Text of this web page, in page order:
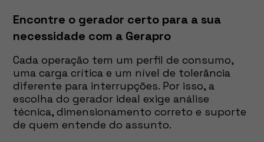
Encontre o gerador certo para a sua
necessidade com a Gerapro
Cada operação tem um perfil de consumo,
uma carga crítica e um nível de tolerância
diferente para interrupções. Por isso, a
escolha do gerador ideal exige análise
técnica, dimensionamento correto e suporte
de quem entende do assunto.